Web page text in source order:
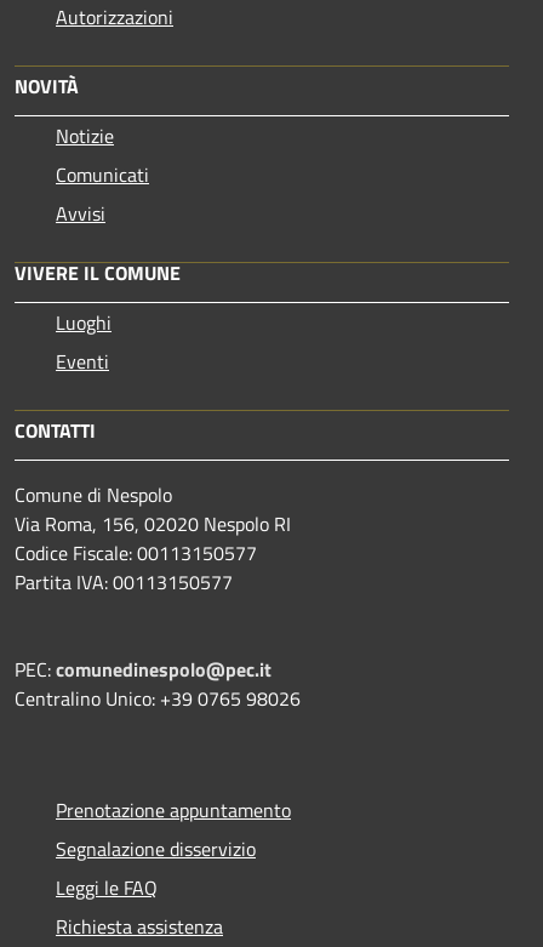
Autorizzazioni
NOVITÀ
Notizie
Comunicati
Avvisi
VIVERE IL COMUNE
Luoghi
Eventi
CONTATTI
Comune di Nespolo
Via Roma, 156, 02020 Nespolo RI
Codice Fiscale: 00113150577
Partita IVA: 00113150577
PEC:comunedinespolo@pec.it
Centralino Unico: +39 0765 98026
Prenotazione appuntamento
Segnalazione disservizio
Leggi le FAQ
Richiesta assistenza